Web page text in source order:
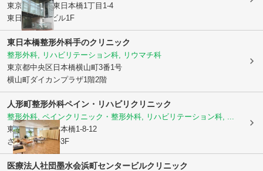
東京都中央区東日本橋1丁目1-4
東日本橋M-1ビル1F
東日本橋整形外科手のクリニック
整形外科, リハビリテーション科, リウマチ科
東京都中央区 日本橋横山町3番1号
横山町ダイカンプラザ1階2階
人形町整形外科ペイン・リハビリクリニック
整形外科, ペインクリニック・整形外科, リハビリテーション科, ...
東京都中央区日本橋1-8-12
さくら堀留ビル3F
医療法人社団墨水会浜町センタービルクリニック